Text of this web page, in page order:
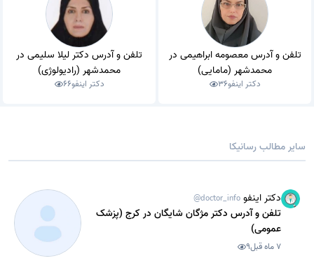
تلفن و آدرس معصومه ابراهیمی در
محمدشهر (مامایی)
دکتر اینفو36
تلفن و آدرس دکتر لیلا سلیمی در
محمدشهر (رادیولوژی)
دکتر اینفو66
سایر مطالب رسانیکا
دکتر اینفو @doctor_info
تلفن و آدرس دکتر مژگان شایگان در کرج (پزشک
عمومی)
7 ماه قبل 9